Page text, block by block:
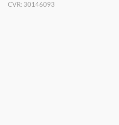
CVR: 30146093